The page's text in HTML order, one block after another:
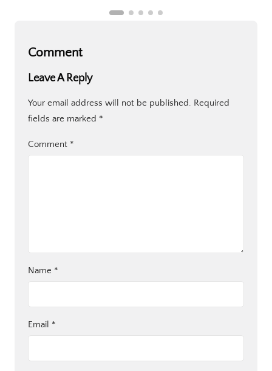
Comment
Leave A Reply
Your email address will not be published. Required
fields are marked *
Comment *
Name *
Email *